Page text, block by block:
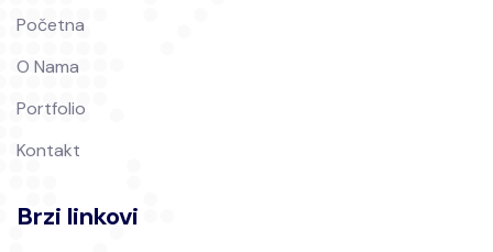
Početna
O Nama
Portfolio
Kontakt
Brzi linkovi